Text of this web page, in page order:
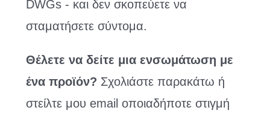
DWGs - και δεν σκοπεύετε να
σταματήσετε σύντομα.
Θέλετε να δείτε μια ενσωμάτωση με
ένα προϊόν? Σχολιάστε παρακάτω ή
στείλτε μου email οποιαδήποτε στιγμή